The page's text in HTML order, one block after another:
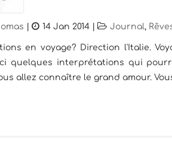
14 Jan 2014 Journal,
en voyage? Direction l'Italie.
quelques interprétations qui
allez connaître le grand amour.